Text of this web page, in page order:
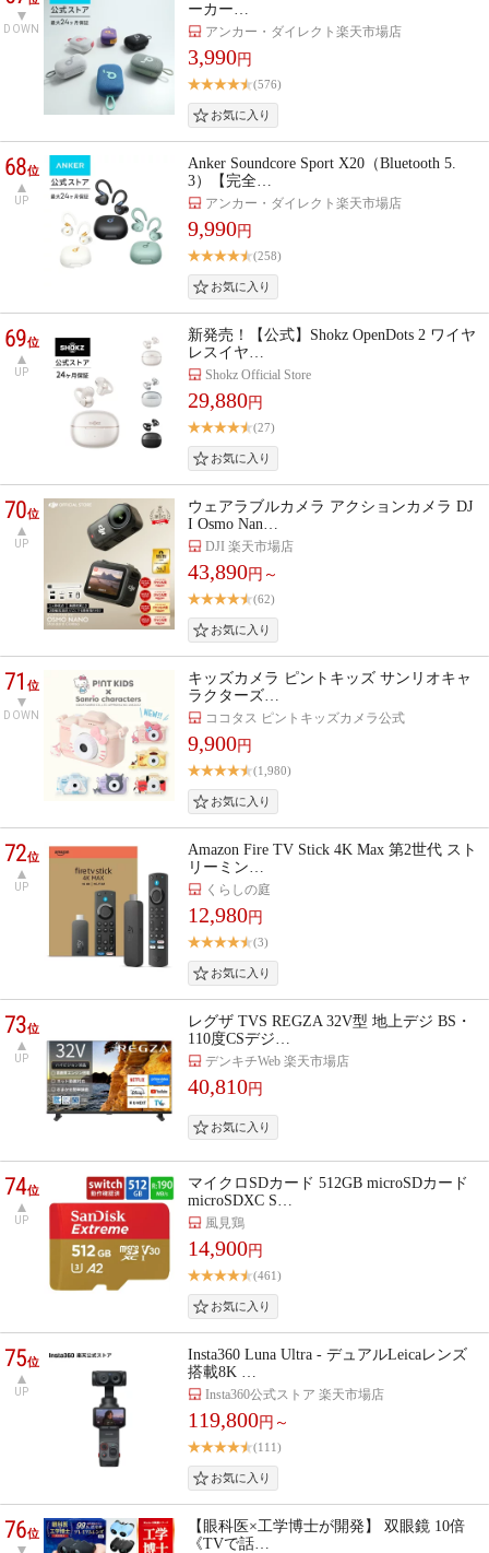
DOWN
ーカー…
アンカー・ダイレクト楽天市場店
3,990円
(576)
68位
UP
Anker Soundcore Sport X20（Bluetooth 5.
3）【完全…
アンカー・ダイレクト楽天市場店
9,990円
(258)
69位
UP
新発売！【公式】Shokz OpenDots 2 ワイヤ
レスイヤ…
Shokz Official Store
29,880円
(27)
70位
UP
ウェアラブルカメラ アクションカメラ DJ
I Osmo Nan…
DJI 楽天市場店
43,890円～
(62)
71位
DOWN
キッズカメラ ピントキッズ サンリオキャ
ラクターズ…
ココタス ピントキッズカメラ公式
9,900円
(1,980)
72位
UP
Amazon Fire TV Stick 4K Max 第2世代 スト
リーミン…
くらしの庭
12,980円
(3)
73位
UP
レグザ TVS REGZA 32V型 地上デジ BS・
110度CSデジ…
デンキチWeb 楽天市場店
40,810円
74位
UP
マイクロSDカード 512GB microSDカード
microSDXC S…
風見鶏
14,900円
(461)
75位
UP
Insta360 Luna Ultra - デュアルLeicaレンズ
搭載8K …
Insta360公式ストア 楽天市場店
119,800円～
(111)
76位
【眼科医×工学博士が開発】 双眼鏡 10倍
《TVで話…